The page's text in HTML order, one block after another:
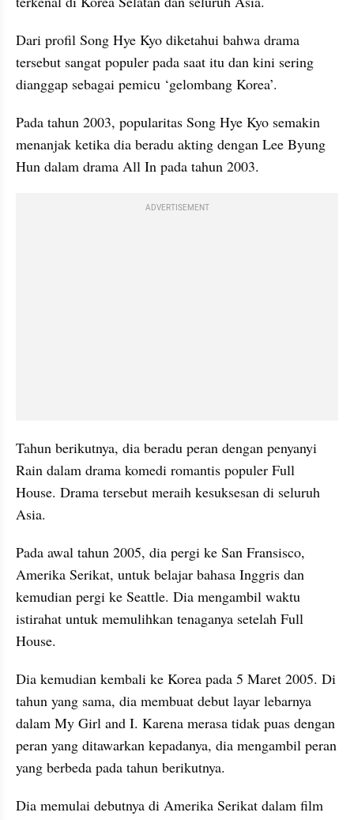
Dari profil Song Hye Kyo diketahui bahwa drama
tersebut sangat populer pada saat itu dan kini sering
dianggap sebagai pemicu ‘gelombang Korea’.
Pada tahun 2003, popularitas Song Hye Kyo semakin
menanjak ketika dia beradu akting dengan Lee Byung
Hun dalam drama All In pada tahun 2003.
ADVERTISEMENT
Tahun berikutnya, dia beradu peran dengan penyanyi
Rain dalam drama komedi romantis populer Full
House. Drama tersebut meraih kesuksesan di seluruh
Asia.
Pada awal tahun 2005, dia pergi ke San Fransisco,
Amerika Serikat, untuk belajar bahasa Inggris dan
kemudian pergi ke Seattle. Dia mengambil waktu
istirahat untuk memulihkan tenaganya setelah Full
House.
Dia kemudian kembali ke Korea pada 5 Maret 2005. Di
tahun yang sama, dia membuat debut layar lebarnya
dalam My Girl and I. Karena merasa tidak puas dengan
peran yang ditawarkan kepadanya, dia mengambil peran
yang berbeda pada tahun berikutnya.